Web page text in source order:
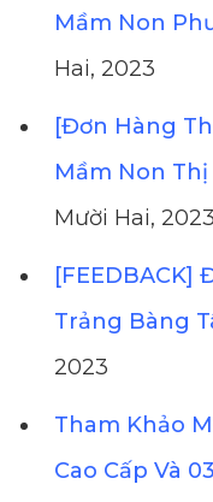
Mầm Non
Hai, 2023
[Đơn Hàng
Mầm Non Thị
Mười Hai, 2023
[FEEDBACK]
Trảng Bàng
2023
Tham Khảo
Cao Cấp Và